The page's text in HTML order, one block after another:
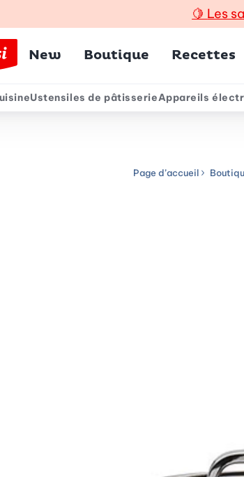
🍋 Les
Menu principal
New Boutique Recettes
Ustensiles de pâtisserieAppareils
Page d’accueil